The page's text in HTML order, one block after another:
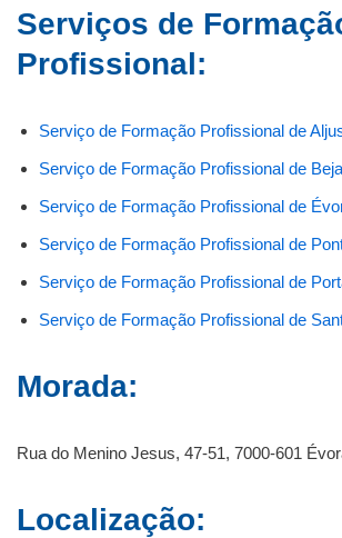
Serviços de
Profissional:
Serviço de Formação Profissional de
Serviço de Formação Profissional de Beja
Serviço de Formação Profissional de
Serviço de Formação Profissional de
Serviço de Formação Profissional de
Serviço de Formação Profissional de
Morada:
Rua do Menino Jesus, 47-51, 7000-601
Localização: